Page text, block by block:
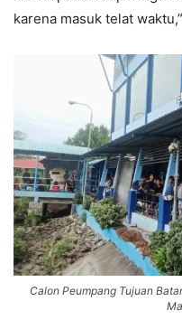
karena masuk telat
Calon Peumpang Tujuan